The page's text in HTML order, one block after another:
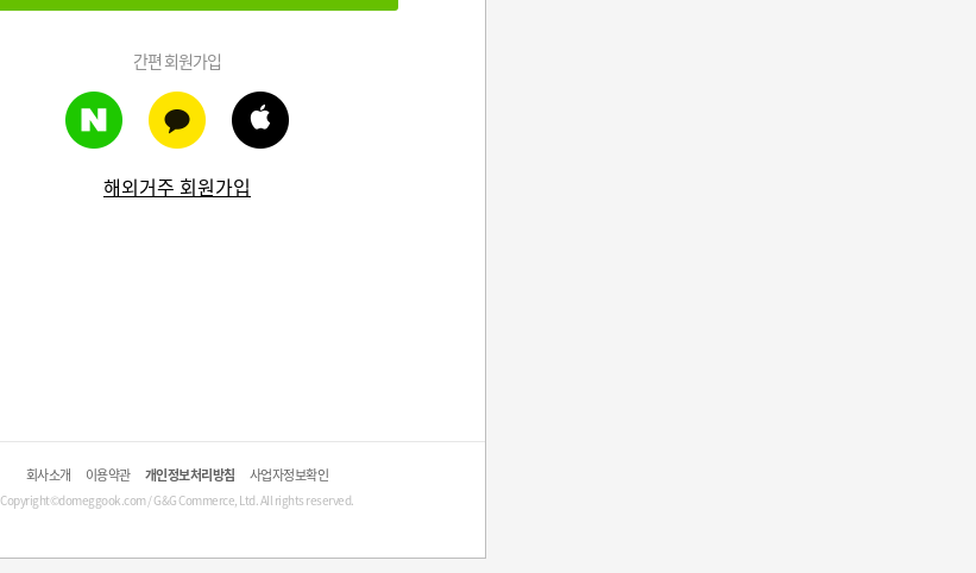
간편 회원가입
해외거주 회원가입
회사소개 이용약관 개인정보처리방침 사업자정보확인
Copyright©domeggook.com / G&G Commerce, Ltd. All rights reserved.